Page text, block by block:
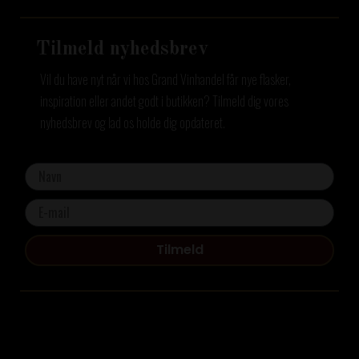
Tilmeld nyhedsbrev
Vil du have nyt når vi hos Grand Vinhandel får nye flasker,
inspiration eller andet godt i butikken? Tilmeld dig vores
nyhedsbrev og lad os holde dig opdateret.
Tilmeld